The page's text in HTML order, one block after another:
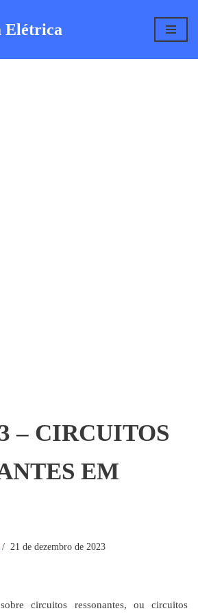
Elétrica
– CIRCUITOS
EM
21 de dezembro de 2023
circuitos ressonantes, ou circuitos